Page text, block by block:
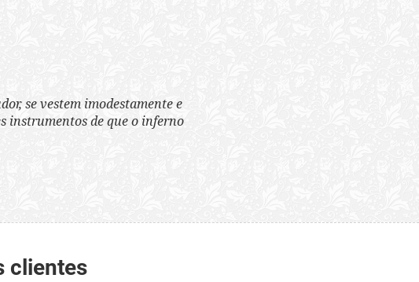
se vestem imodestamente e
instrumentos de que o inferno
clientes